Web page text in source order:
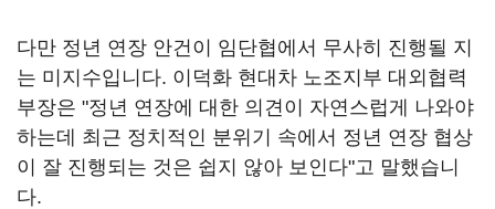
다만 정년 연장 안건이 임단협에서 무사히 진행될 지
는 미지수입니다. 이덕화 현대차 노조지부 대외협력
부장은 "정년 연장에 대한 의견이 자연스럽게 나와야
하는데 최근 정치적인 분위기 속에서 정년 연장 협상
이 잘 진행되는 것은 쉽지 않아 보인다"고 말했습니
다.